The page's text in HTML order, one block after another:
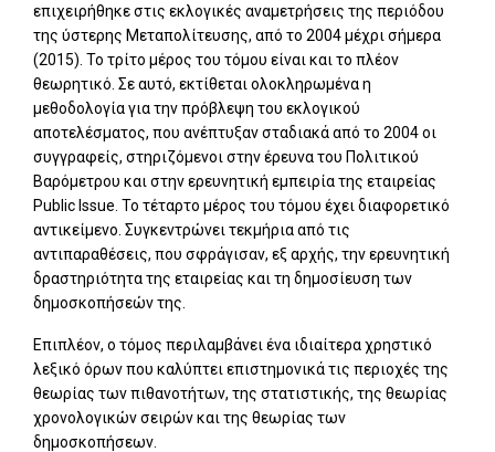
επιχειρήθηκε στις εκλογικές αναμετρήσεις της περιόδου
της ύστερης Μεταπολίτευσης, από το 2004 μέχρι σήμερα
(2015). Το τρίτο μέρος του τόμου είναι και το πλέον
θεωρητικό. Σε αυτό, εκτίθεται ολοκληρωμένα η
μεθοδολογία για την πρόβλεψη του εκλογικού
αποτελέσματος, που ανέπτυξαν σταδιακά από το 2004 οι
συγγραφείς, στηριζόμενοι στην έρευνα του Πολιτικού
Βαρόμετρου και στην ερευνητική εμπειρία της εταιρείας
Public Issue. Το τέταρτο μέρος του τόμου έχει διαφορετικό
αντικείμενο. Συγκεντρώνει τεκμήρια από τις
αντιπαραθέσεις, που σφράγισαν, εξ αρχής, την ερευνητική
δραστηριότητα της εταιρείας και τη δημοσίευση των
δημοσκοπήσεών της.
Επιπλέον, ο τόμος περιλαμβάνει ένα ιδιαίτερα χρηστικό
λεξικό όρων που καλύπτει επιστημονικά τις περιοχές της
θεωρίας των πιθανοτήτων, της στατιστικής, της θεωρίας
χρονολογικών σειρών και της θεωρίας των
δημοσκοπήσεων.